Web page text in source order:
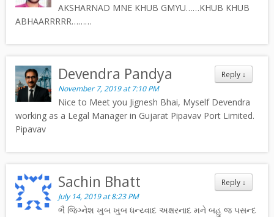
AKSHARNAD MNE KHUB GMYU……KHUB KHUB
ABHAARRRRR………
Reply ↓
Devendra Pandya
November 7, 2019 at 7:10 PM
Nice to Meet you Jignesh Bhai, Myself Devendra
working as a Legal Manager in Gujarat Pipavav Port Limited.
Pipavav
Reply ↓
Sachin Bhatt
July 14, 2019 at 8:23 PM
ભૈ જિગ્નેશ ખુબ ખુબ ધન્ય્વાદ અક્ષરનાદ મને બહુ જ પસન્દ